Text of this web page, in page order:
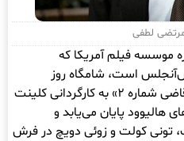
لطفی
موسسه فیلم آمریکا که
است، شامگاه روز
یکشنبه با نمایش جهانی فیلم «قاضی شماره ۲» به کارگردانی کلینت
هالیوود پایان می‌یابد و
تونی کولت و زوئی دویچ در فرش